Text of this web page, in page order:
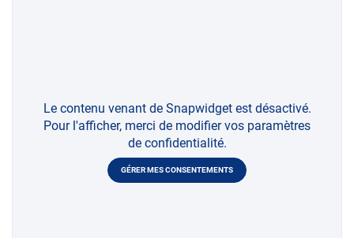
Le contenu venant de Snapwidget est désactivé.
Pour l'afficher, merci de modifier vos paramètres
de confidentialité.
GÉRER MES CONSENTEMENTS